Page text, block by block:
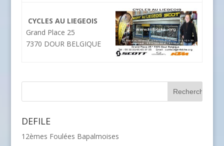
CYCLES AU LIEGEOIS
Grand Place 25
7370 DOUR BELGIQUE
DEFILE
12èmes Foulées Bapalmoises